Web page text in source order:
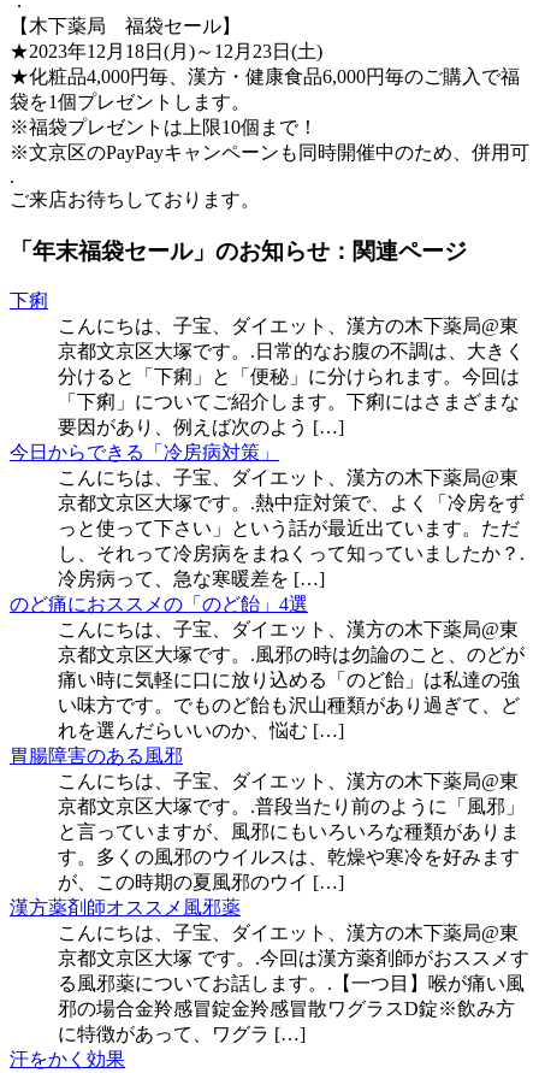
【木下薬局 福袋セール】
★2023年12月18日(月)～12月23日(土)
★化粧品4,000円毎、漢方・健康食品6,000円毎のご購入で福
袋を1個プレゼントします。
※福袋プレゼントは上限10個まで！
※文京区のPayPayキャンペーンも同時開催中のため、併用可
.
ご来店お待ちしております。
「年末福袋セール」のお知らせ：関連ページ
下痢
こんにちは、子宝、ダイエット、漢方の木下薬局@東
京都文京区大塚です。.日常的なお腹の不調は、大きく
分けると「下痢」と「便秘」に分けられます。今回は
「下痢」についてご紹介します。下痢にはさまざまな
要因があり、例えば次のよう […]
今日からできる「冷房病対策」
こんにちは、子宝、ダイエット、漢方の木下薬局@東
京都文京区大塚です。.熱中症対策で、よく「冷房をず
っと使って下さい」という話が最近出ています。ただ
し、それって冷房病をまねくって知っていましたか？.
冷房病って、急な寒暖差を […]
のど痛におススメの「のど飴」4選
こんにちは、子宝、ダイエット、漢方の木下薬局@東
京都文京区大塚です。.風邪の時は勿論のこと、のどが
痛い時に気軽に口に放り込める「のど飴」は私達の強
い味方です。でものど飴も沢山種類があり過ぎて、ど
れを選んだらいいのか、悩む […]
胃腸障害のある風邪
こんにちは、子宝、ダイエット、漢方の木下薬局@東
京都文京区大塚です。.普段当たり前のように「風邪」
と言っていますが、風邪にもいろいろな種類がありま
す。多くの風邪のウイルスは、乾燥や寒冷を好みます
が、この時期の夏風邪のウイ […]
漢方薬剤師オススメ風邪薬
こんにちは、子宝、ダイエット、漢方の木下薬局@東
京都文京区大塚 です。.今回は漢方薬剤師がおススメす
る風邪薬についてお話します。.【一つ目】喉が痛い風
邪の場合金羚感冒錠金羚感冒散ワグラスD錠※飲み方
に特徴があって、ワグラ […]
汗をかく効果